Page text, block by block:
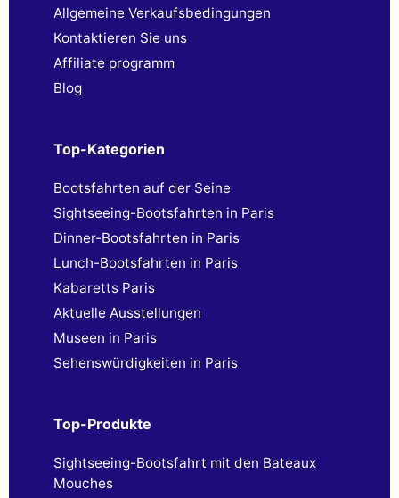
Allgemeine Verkaufsbedingungen
Kontaktieren Sie uns
Affiliate programm
Blog
Top-Kategorien
Bootsfahrten auf der Seine
Sightseeing-Bootsfahrten in Paris
Dinner-Bootsfahrten in Paris
Lunch-Bootsfahrten in Paris
Kabaretts Paris
Aktuelle Ausstellungen
Museen in Paris
Sehenswürdigkeiten in Paris
Top-Produkte
Sightseeing-Bootsfahrt mit den Bateaux
Mouches